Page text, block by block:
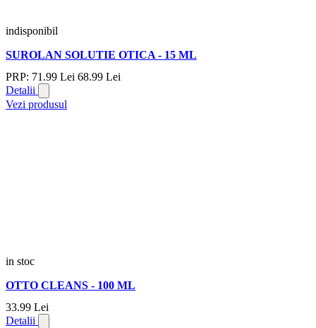
indisponibil
SUROLAN SOLUTIE OTICA - 15 ML
PRP: 71.99 Lei 68.99 Lei
Detalii
Vezi produsul
in stoc
OTTO CLEANS - 100 ML
33.99 Lei
Detalii